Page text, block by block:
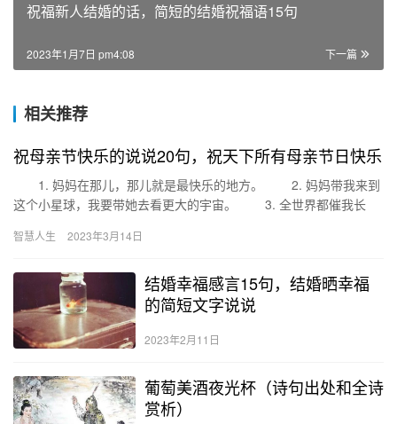
祝福新人结婚的话，简短的结婚祝福语15句
下一篇
2023年1月7日 pm4:08
相关推荐
祝母亲节快乐的说说20句，祝天下所有母亲节日快乐
1. 妈妈在那儿，那儿就是最快乐的地方。 2. 妈妈带我来到
这个小星球，我要带她去看更大的宇宙。 3. 全世界都催我长
智慧人生 2023年3月14日
结婚幸福感言15句，结婚晒幸福
的简短文字说说
2023年2月11日
葡萄美酒夜光杯（诗句出处和全诗
赏析）